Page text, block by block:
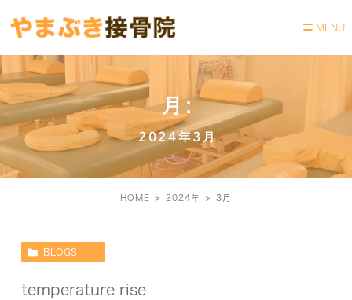
月:
2024年3月
HOME 2024年 3 月
BLOGS
temperature rise